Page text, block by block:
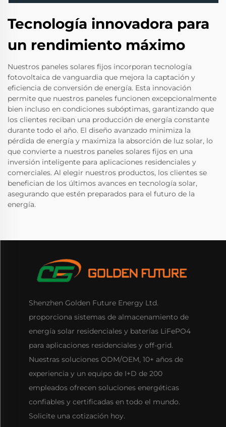
Tecnología innovadora para
un rendimiento máximo
Nuestros paneles solares fijos incorporan tecnología
fotovoltaica de vanguardia que mejora la captación y
eficiencia de conversión de energía. Esta innovación
permite que nuestros paneles funcionen excepcionalmente
bien incluso en condiciones subóptimas, garantizando que
los clientes reciban una producción de energía constante
durante todo el año. El diseño avanzado minimiza la
pérdida de energía y maximiza la absorción de luz solar, lo
que convierte a nuestros paneles solares fijos en una
inversión inteligente para aplicaciones residenciales y
comerciales. Al elegir nuestros productos, los clientes se
benefician de los últimos avances en tecnología solar,
asegurando que estén preparados para el futuro de la
energía.
Shenzhen Golden Future Energy Ltd.
proporciona sistemas de almacenamiento de
energía solar residenciales y baterías LiFePO4
para aplicaciones residenciales y off-grid.
Nuestras soluciones ODM/OEM, 10+ años de
experiencia y un equipo de I+D de 200
empleados ofrecen soluciones energéticas
confiables y certificadas en todo el mundo.
Solicite una cotización hoy.